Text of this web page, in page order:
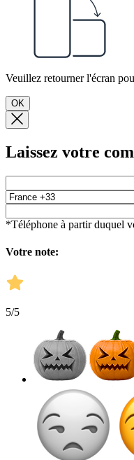
Veuillez retourner l'écran
OK
Laissez votre
*Téléphone à partir duquel
Votre note:
5/5